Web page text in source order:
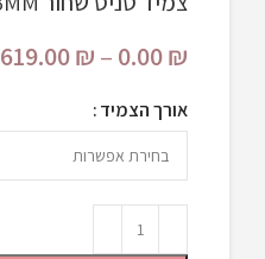
0.00₪
–
619.00₪
אורך הצמיד